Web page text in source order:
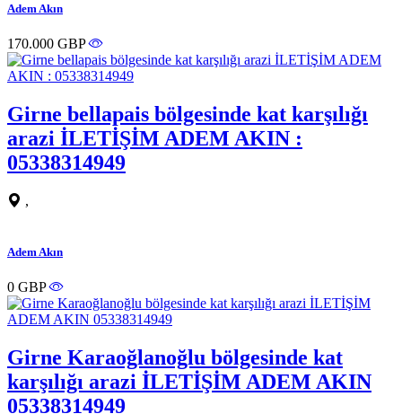
Adem Akın
170.000 GBP
Girne bellapais bölgesinde kat karşılığı
arazi İLETİŞİM ADEM AKIN :
05338314949
,
Adem Akın
0 GBP
Girne Karaoğlanoğlu bölgesinde kat
karşılığı arazi İLETİŞİM ADEM AKIN
05338314949